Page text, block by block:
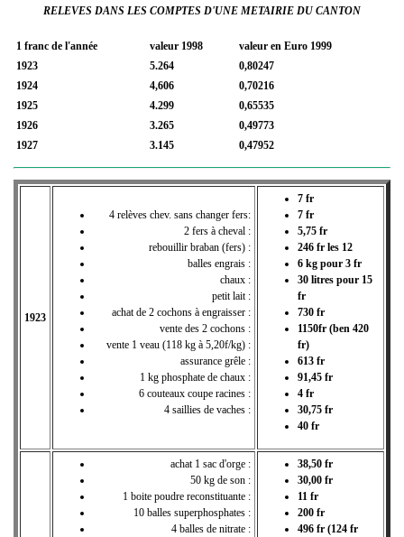
RELEVES DANS LES COMPTES D'UNE METAIRIE DU CANTON
1 franc de l'année valeur 1998
valeur en Euro 1999
1923
5.264
0,80247
1924
4,606
0,70216
1925
4.299
0,65535
1926
3.265
0,49773
1927
3.145 0,47952
1923
4 relèves chev. sans changer fers:
2 fers à cheval :
rebouillir braban (fers) :
balles engrais :
chaux :
petit lait :
achat de 2 cochons à engraisser :
vente des 2 cochons :
vente 1 veau (118 kg à 5,20f/kg) :
assurance grêle :
1 kg phosphate de chaux :
6 couteaux coupe racines :
4 saillies de vaches :
7 fr
7 fr
5,75 fr
246 fr les 12
6 kg pour 3 fr
30 litres pour 15
fr
730 fr
1150fr (ben 420
fr)
613 fr
91,45 fr
4 fr
30,75 fr
40 fr
achat 1 sac d'orge :
50 kg de son :
1 boite poudre reconstituante :
10 balles superphosphates :
4 balles de nitrate :
38,50 fr
30,00 fr
11 fr
200 fr
496 fr (124 fr